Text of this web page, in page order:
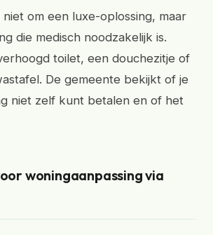
om een luxe-oplossing, maar
die medisch noodzakelijk is.
toilet, een douchezitje of
De gemeente bekijkt of je
niet zelf kunt betalen en of het
woningaanpassing via